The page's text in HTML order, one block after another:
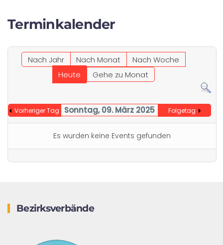
Terminkalender
Nach Jahr Nach Monat
Nach Woche
Heute
Gehe zu Monat
Vorheriger Tag Sonntag, 09. März 2025 Folgetag
Es wurden keine Events gefunden
Bezirksverbände